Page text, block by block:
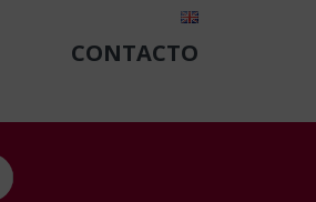
CONTACTO